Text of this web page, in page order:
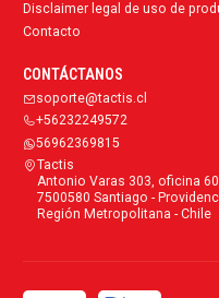
Disclaimer legal de uso de
Contacto
CONTÁCTANOS
soporte@tactis.cl
+56232249572
56962369815
Tactis
Antonio Varas 303, oficina
7500580 Santiago -
Región Metropolitana - Chile